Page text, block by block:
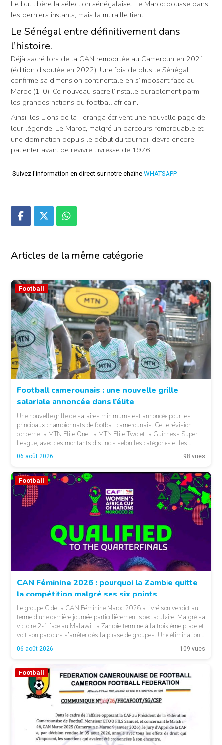
Le but libère la sélection sénégalaise. Le Maroc pousse dans
les derniers instants, mais la muraille tient.
Le Sénégal entre définitivement dans
l’histoire.
Déjà sacré lors de la CAN remportée au Cameroun en 2021
(édition disputée en 2022). Une fois de plus le Sénégal
confirme sa dimension continentale en s’imposant face au
Maroc (1-0). Ce nouveau sacre l’installe durablement parmi
les grandes nations du football africain.
Ainsi, les Lions de la Teranga écrivent une nouvelle page de
leur légende. Le Maroc, malgré un parcours remarquable et
une domination depuis le début du tournoi, devra encore
patienter avant de revivre l’ivresse de 1976.
Suivez l'information en direct sur notre chaîne WHATSAPP
Articles de la même catégorie
Football
Football camerounais : une nouvelle grille
salariale annoncée dans l’élite
Une nouvelle grille de salaires minimums est annoncée pour les
principaux championnats de football camerounais. Cette révision
concerne la MTN Elite One, la MTN Elite Two et la Guinness Super
League, avec des montants distincts selon les catégories et les
fonctions. LA SUITE APRÈS LA PUBLICITÉ Selon les informations
relayées par Allez Les Lions, […]
06 août 2026 98 vues
Football
CAN Féminine 2026 : pourquoi la Zambie quitte
la compétition malgré ses six points
Le groupe C de la CAN Féminine Maroc 2026 a livré son verdict au
terme d’une dernière journée particulièrement spectaculaire. Malgré sa
victoire 2-1 face au Malawi, la Zambie termine à la troisième place et
voit son parcours s’arrêter dès la phase de groupes. Une élimination
qui peut surprendre au regard du classement général : […]
06 août 2026 109 vues
Football